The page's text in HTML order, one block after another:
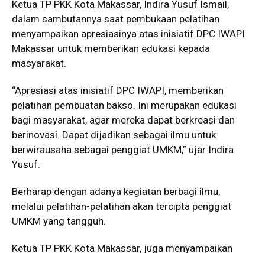
Ketua TP PKK Kota Makassar, Indira Yusuf Ismail,
dalam sambutannya saat pembukaan pelatihan
menyampaikan apresiasinya atas inisiatif DPC IWAPI
Makassar untuk memberikan edukasi kepada
masyarakat.
“Apresiasi atas inisiatif DPC IWAPI, memberikan
pelatihan pembuatan bakso. Ini merupakan edukasi
bagi masyarakat, agar mereka dapat berkreasi dan
berinovasi. Dapat dijadikan sebagai ilmu untuk
berwirausaha sebagai penggiat UMKM,” ujar Indira
Yusuf.
Berharap dengan adanya kegiatan berbagi ilmu,
melalui pelatihan-pelatihan akan tercipta penggiat
UMKM yang tangguh.
Ketua TP PKK Kota Makassar, juga menyampaikan